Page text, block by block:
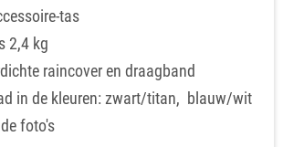
tas
2,4 kg
raincover en draagband
in de kleuren: zwart/titan, blauw/wit
foto's